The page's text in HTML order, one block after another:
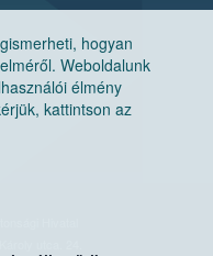
hogyan
Weboldalunk
élmény
kattintson az
Hivatal